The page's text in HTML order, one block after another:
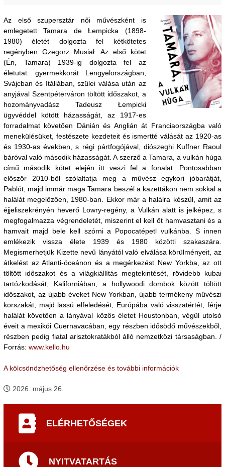
Az első szupersztár női művészként is
emlegetett Tamara de Łempicka (1898-
1980) életét dolgozta fel kétkötetes
regényben Gzegorz Musiał. Az első kötet
(Én, Tamara) 1939-ig dolgozta fel az
életutat: gyermekkorát Lengyelországban,
Svájcban és Itáliában, szülei válása után az
anyjával Szentpéterváron töltött időszakot, a
hozományvadász Tadeusz Łempicki
ügyvéddel kötött házasságát, az 1917-es
forradalmat követően Dánián és Anglián át Franciaországba való
menekülésüket, festészete kezdeteit és ismertté válását az 1920-as
és 1930-as években, s régi pártfogójával, diószeghi Kuffner Raoul
báróval való második házasságát. A szerző a Tamara, a vulkán húga
című második kötet elején itt veszi fel a fonalat. Pontosabban
először 2010-ből szólaltatja meg a művész egykori jóbarátját,
Pablót, majd immár maga Tamara beszél a kazettákon nem sokkal a
halálát megelőzően, 1980-ban. Ekkor már a halálra készül, amit az
éjjeliszekrényén heverő Lowry-regény, a Vulkán alatt is jelképez, s
megfogalmazza végrendeletét, miszerint el kell őt hamvasztani és a
hamvait majd bele kell szórni a Popocatépetl vulkánba. S innen
emlékezik vissza élete 1939 és 1980 közötti szakaszára.
Megismerhetjük Kizette nevű lányától való elválása körülményeit, az
átkelést az Atlanti-óceánon és a megérkezést New Yorkba, az ott
töltött időszakot és a világkiállítás megtekintését, rövidebb kubai
tartózkodását, Kaliforniában, a hollywoodi dombok között töltött
időszakot, az újabb éveket New Yorkban, újabb termékeny művészi
korszakát, majd lassú elfeledését, Európába való visszatértét, férje
halálát követően a lányával közös életet Houstonban, végül utolsó
éveit a mexikói Cuernavacában, egy részben idősödő művészekből,
részben pedig fiatal arisztokratákból álló nemzetközi társaságban. /
Forrás: www.kello.hu
A kölcsönözhetőség ellenőrzése és további információk
2026. május 26.
ELÉRHETŐSÉGEK
NYITVATARTÁS